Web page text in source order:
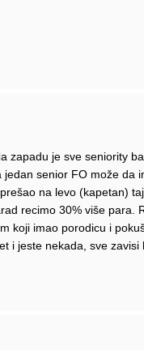
zapadu je sve seniority
senior FO može da
na levo (kapetan)
recimo 30% više para.
koji imao porodicu i
i jeste nekada, sve zavisi